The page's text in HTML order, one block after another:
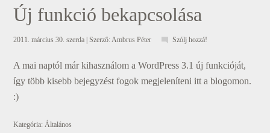
Új funkció bekapcsolása
2011. március 30. szerda | Szerző:Ambrus Péter Szólj hozzá!
A mai naptól már kihasználom a WordPress 3.1 új funkcióját,
így több kisebb bejegyzést fogok megjeleníteni itt a blogomon.
:)
Kategória: Általános